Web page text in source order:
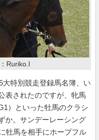
Ruriko.I
大特別競走登録馬名簿、い
表されたのですが、牝馬
）といった牡馬のクラシ
か。サンデーレーシング
牡馬を相手にホープフル